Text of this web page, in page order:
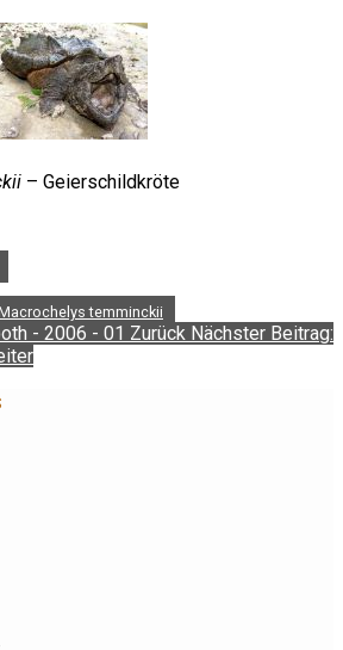
– Geierschildkröte
temminckii
- 2006 - 01 Zurück Nächster Beitrag: